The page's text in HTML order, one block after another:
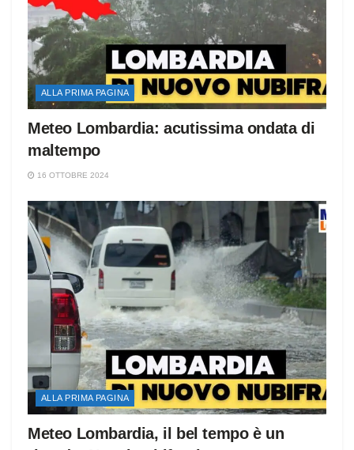
ALLA PRIMA PAGINA
Meteo Lombardia: acutissima ondata di
maltempo
16 OTTOBRE 2024
ALLA PRIMA PAGINA
Meteo Lombardia, il bel tempo è un